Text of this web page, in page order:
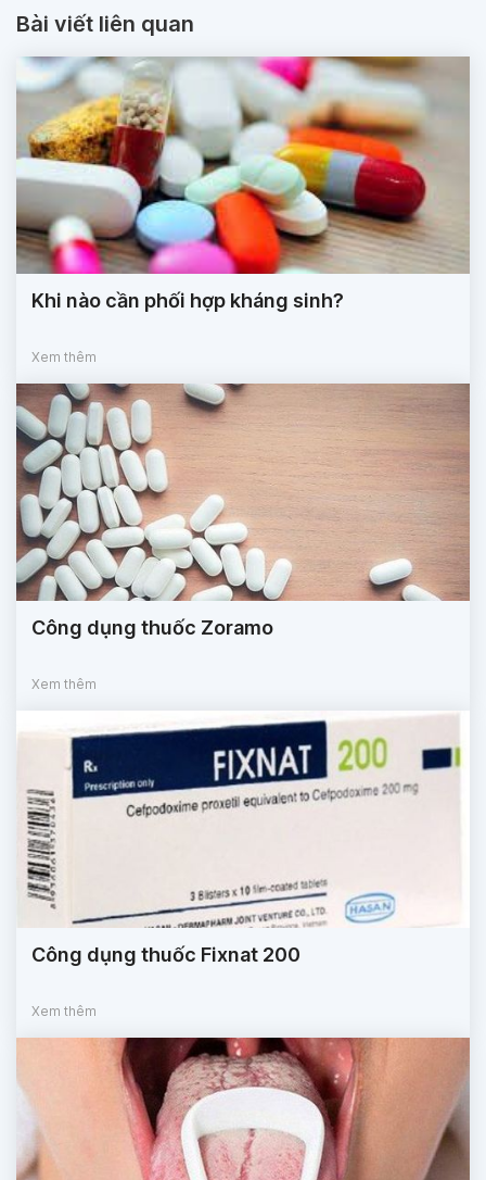
Bài viết liên quan
Khi nào cần phối hợp kháng sinh?
Xem thêm
Công dụng thuốc Zoramo
Xem thêm
Công dụng thuốc Fixnat 200
Xem thêm